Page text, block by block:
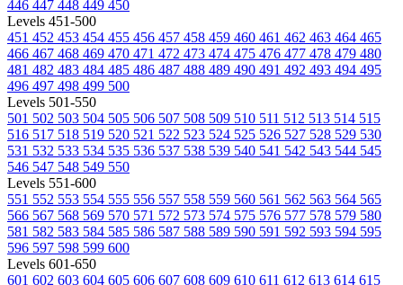
446 447 448 449 450
Levels 451-500
451 452 453 454 455 456 457 458 459 460 461 462 463 464 465
466 467 468 469 470 471 472 473 474 475 476 477 478 479 480
481 482 483 484 485 486 487 488 489 490 491 492 493 494 495
496 497 498 499 500
Levels 501-550
501 502 503 504 505 506 507 508 509 510 511 512 513 514 515
516 517 518 519 520 521 522 523 524 525 526 527 528 529 530
531 532 533 534 535 536 537 538 539 540 541 542 543 544 545
546 547 548 549 550
Levels 551-600
551 552 553 554 555 556 557 558 559 560 561 562 563 564 565
566 567 568 569 570 571 572 573 574 575 576 577 578 579 580
581 582 583 584 585 586 587 588 589 590 591 592 593 594 595
596 597 598 599 600
Levels 601-650
601 602 603 604 605 606 607 608 609 610 611 612 613 614 615